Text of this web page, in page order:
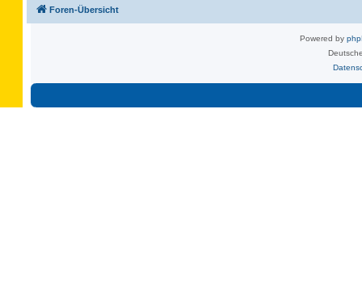
Foren-Übersicht
Powered by